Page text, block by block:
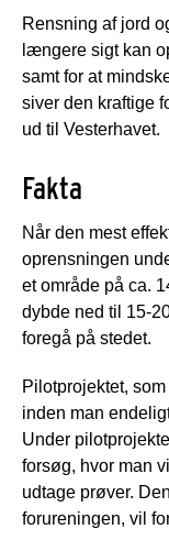
Rensning af jord
længere sigt kan
samt for at
siver den kraftige
ud til Vesterhavet.
Fakta
Når den mest
oprensningen
et område på ca.
dybde ned til 15-
foregå på stedet.
Pilotprojektet,
inden man
Under
forsøg, hvor man
udtage prøver.
forureningen, vil